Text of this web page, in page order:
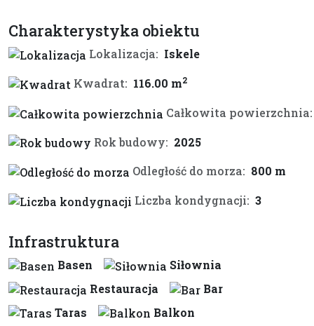
Charakterystyka obiektu
Lokalizacja: Iskele
Kwadrat: 116.00 m2
Całkowita powierzchnia:
Rok budowy: 2025
Odległość do morza: 800 m
Liczba kondygnacji: 3
Infrastruktura
Basen
Siłownia
Restauracja
Bar
Taras
Balkon